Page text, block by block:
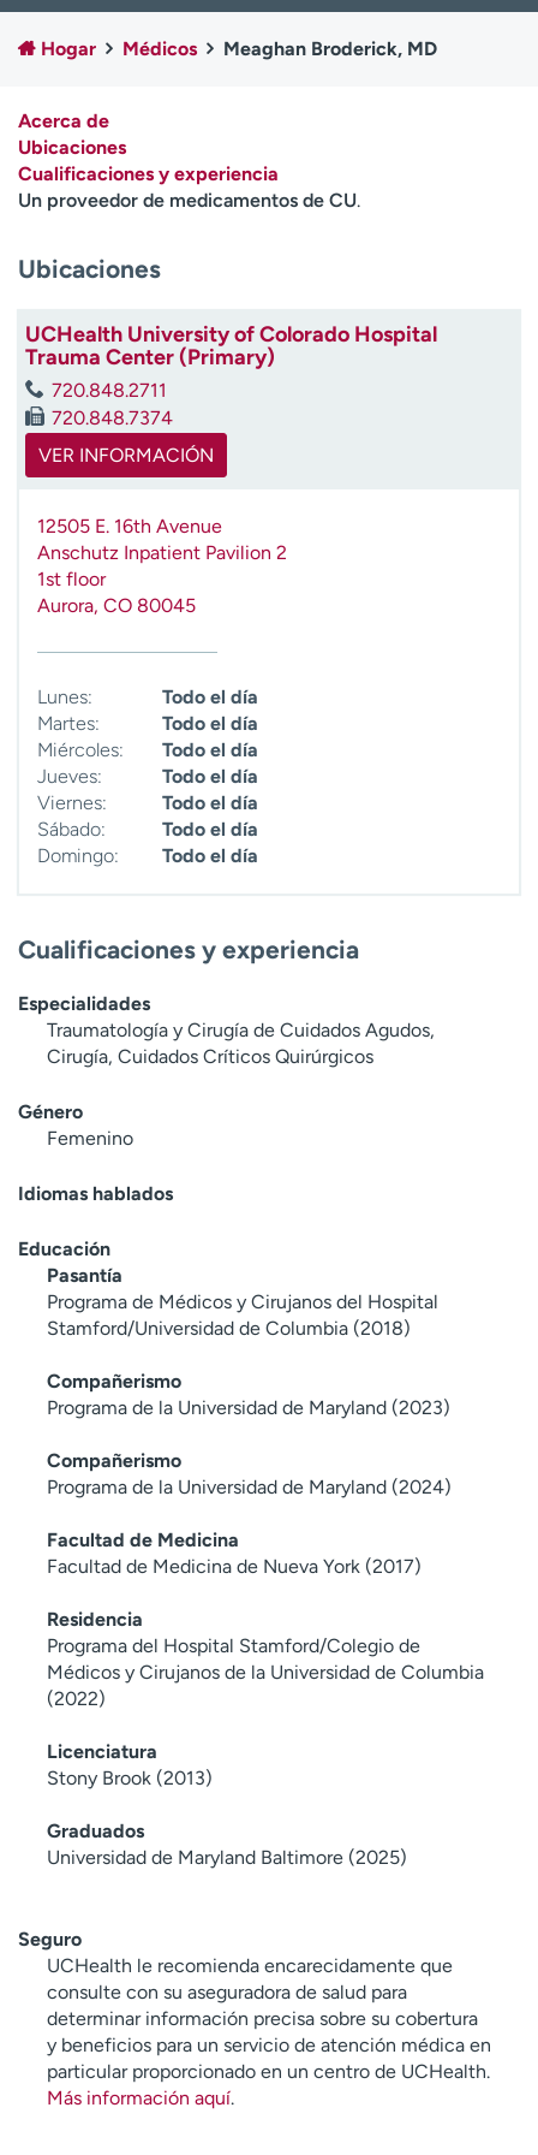
Ready. Set. CO.
Ensayos clínicos
Empleados
Profesionales
comunicación
Contáctenos
A
ú
m
e
c
Hogar Médicos Meaghan Broderick, MD
Acerca de
Ubicaciones
Cualificaciones y experiencia
Un proveedor de medicamentos de CU.
Ubicaciones
UCHealth University of Colorado Hospital
Trauma Center (Primary)
720.848.2711
720.848.7374
VER INFORMACIÓN
12505 E. 16th Avenue
Anschutz Inpatient Pavilion 2
1st floor
Aurora, CO 80045
Lunes:
Todo el día
Martes:
Todo el día
Miércoles:
Todo el día
Jueves:
Todo el día
Viernes:
Todo el día
Sábado:
Todo el día
Domingo:
Todo el día
Cualificaciones y experiencia
Especialidades
Traumatología y Cirugía de Cuidados Agudos,
Cirugía, Cuidados Críticos Quirúrgicos
Género
Femenino
Idiomas hablados
Educación
Pasantía
Programa de Médicos y Cirujanos del Hospital
Stamford/Universidad de Columbia (2018)
Compañerismo
Programa de la Universidad de Maryland (2023)
Compañerismo
Programa de la Universidad de Maryland (2024)
Facultad de Medicina
Facultad de Medicina de Nueva York (2017)
Residencia
Programa del Hospital Stamford/Colegio de
Médicos y Cirujanos de la Universidad de Columbia
(2022)
Licenciatura
Stony Brook (2013)
Graduados
Universidad de Maryland Baltimore (2025)
Seguro
UCHealth le recomienda encarecidamente que
consulte con su aseguradora de salud para
determinar información precisa sobre su cobertura
y beneficios para un servicio de atención médica en
particular proporcionado en un centro de UCHealth.
Más información aquí.